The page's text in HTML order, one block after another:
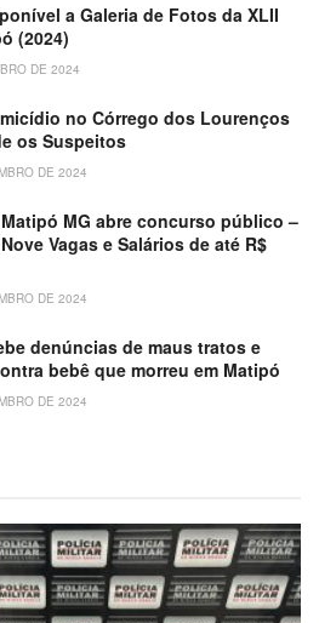
a Galeria de Fotos da XLII
(2024)
DE 2024
no Córrego dos Lourenços
os Suspeitos
DE 2024
MG abre concurso público –
Vagas e Salários de até R$
DE 2024
denúncias de maus tratos e
bebê que morreu em Matipó
DE 2024